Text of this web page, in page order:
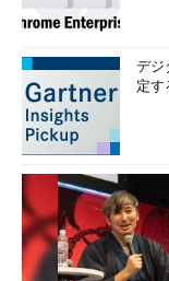
デジ
定す